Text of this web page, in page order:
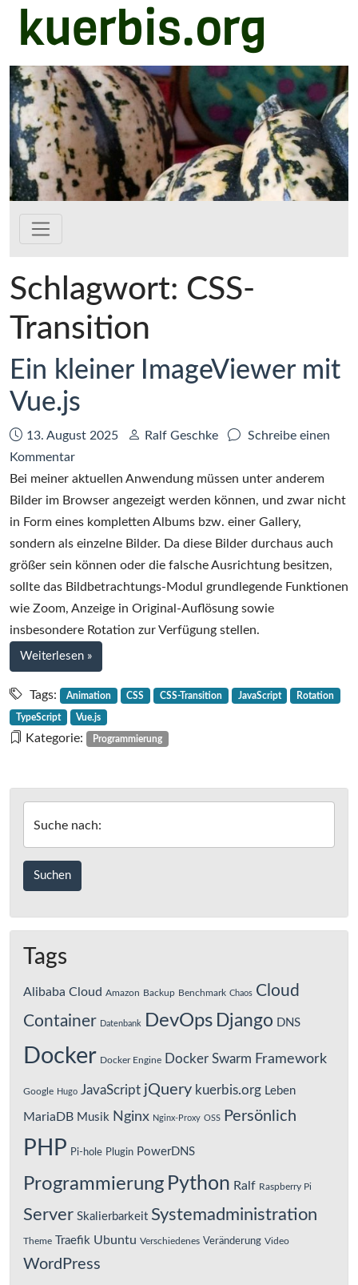
Zum Hauptinhalt springen
kuerbis.org
Schlagwort: CSS-
Transition
Ein kleiner ImageViewer mit
Vue.js
Datum:
13. August 2025 Autor:
Ralf Geschke
Schreibe einen
Kommentarzu
Ein
kleiner
ImageViewer
mit
Vue.js
Bei meiner aktuellen Anwendung müssen unter anderem
Bilder im Browser angezeigt werden können, und zwar nicht
in Form eines kompletten Albums bzw. einer Gallery,
sondern als einzelne Bilder. Da diese Bilder durchaus auch
größer sein können oder die falsche Ausrichtung besitzen,
sollte das Bildbetrachtungs-Modul grundlegende Funktionen
wie Zoom, Anzeige in Original-Auflösung sowie
insbesondere Rotation zur Verfügung stellen.
Weiterlesen bei
Ein
kleiner
ImageViewer
mit
»
Tags: Animation CSS CSS-Transition JavaScript Rotation
TypeScript Vue.js
Kategorie: Programmierung
Suche nach:
Tags
Alibaba Cloud Amazon Backup Benchmark Chaos Cloud
Container Datenbank DevOps Django DNS
Docker Docker Engine Docker Swarm Framework
Google Hugo JavaScript jQuery kuerbis.org Leben
MariaDB Musik Nginx Nginx-Proxy OSS Persönlich
PHP Pi-hole Plugin PowerDNS
Programmierung Python Ralf Raspberry Pi
Server Skalierbarkeit Systemadministration
Theme Traefik Ubuntu Verschiedenes Veränderung Video
WordPress